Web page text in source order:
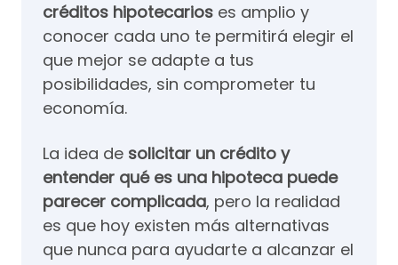
créditos hipotecarios es amplio y
conocer cada uno te permitirá elegir el
que mejor se adapte a tus
posibilidades, sin comprometer tu
economía.
La idea de solicitar un crédito y
entender qué es una hipoteca puede
parecer complicada, pero la realidad
es que hoy existen más alternativas
que nunca para ayudarte a alcanzar el